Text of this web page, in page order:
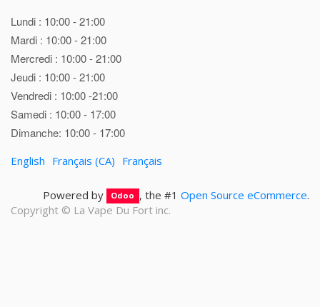
Lundi : 10:00 - 21:00
Mardi : 10:00 - 21:00
Mercredi : 10:00 - 21:00
Jeudi : 10:00 - 21:00
Vendredi : 10:00 -21:00
Samedi : 10:00 - 17:00
Dimanche: 10:00 - 17:00
English Français (CA) Français
Powered by Odoo , the #1 Open Source eCommerce.
Copyright © La Vape Du Fort inc.